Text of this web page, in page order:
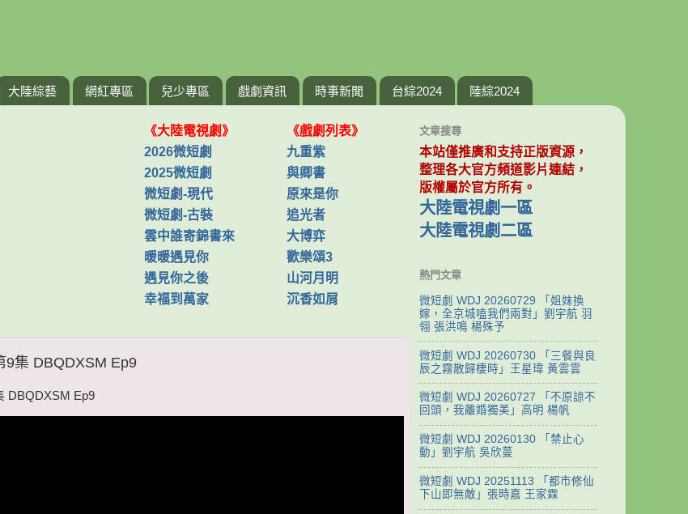
大陸綜藝 網紅專區 兒少專區 戲劇資訊 時事新聞 台綜2024 陸綜2024
《大陸電視劇》
《戲劇列表》
2026微短劇
九重紫
2025微短劇
與卿書
微短劇-現代
原來是你
微短劇-古裝
追光者
雲中誰寄錦書來
大博弈
暖暖遇見你
歡樂頌3
遇見你之後
山河月明
幸福到萬家
沉香如屑
9集 DBQDXSM Ep9
DBQDXSM Ep9
文章搜尋
本站僅推廣和支持正版資源，
整理各大官方頻道影片連結，
版權屬於官方所有。
大陸電視劇一區
大陸電視劇二區
熱門文章
微短劇 WDJ 20260729 「姐妹換
嫁，全京城嗑我們兩對」劉宇航 羽
翎 張洪鳴 楊殊予
微短劇 WDJ 20260730 「三餐與良
辰之霧散歸棲時」王星瑋 黃雲雲
微短劇 WDJ 20260727 「不原諒不
回頭，我離婚獨美」高明 楊帆
微短劇 WDJ 20260130 「禁止心
動」劉宇航 吳欣蔓
微短劇 WDJ 20251113 「都市修仙
下山即無敵」張時嘉 王家霖